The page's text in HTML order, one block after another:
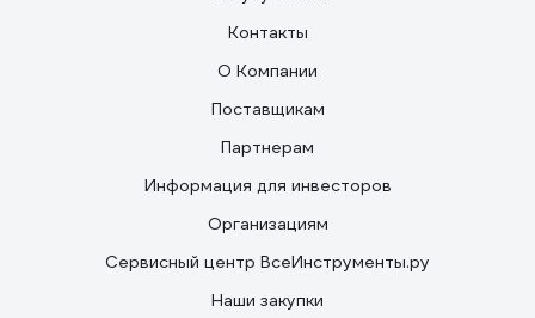
Контакты
О Компании
Поставщикам
Партнерам
Информация для инвесторов
Организациям
Сервисный центр ВсеИнструменты.ру
Наши закупки